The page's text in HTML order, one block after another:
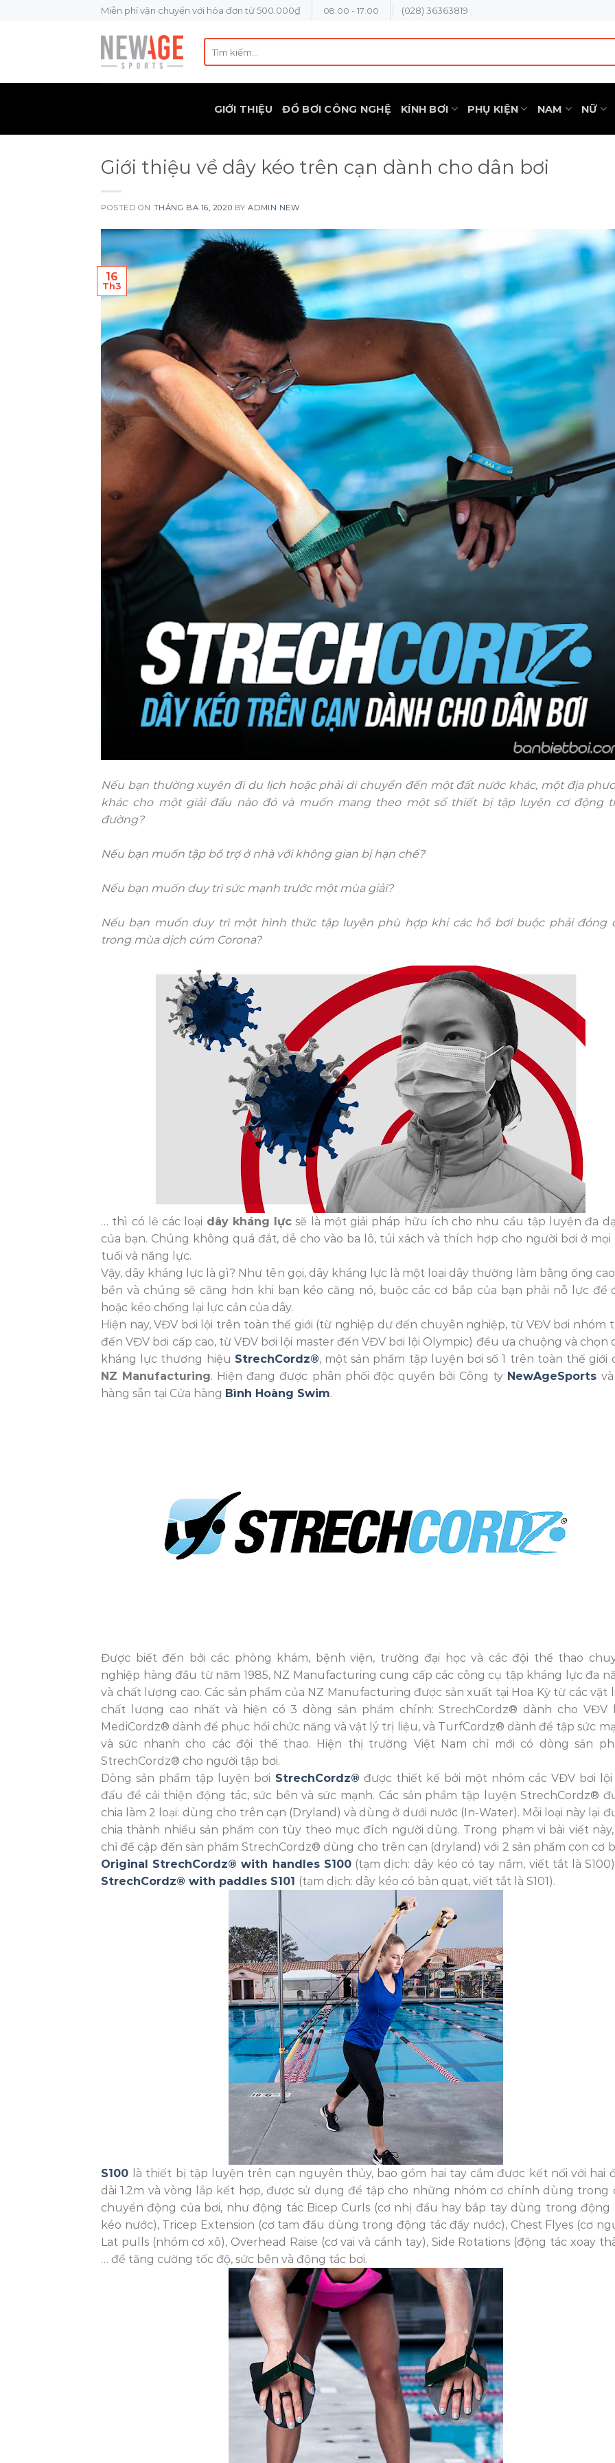
Miễn phí vận chuyển với hóa đơn từ 500.000₫ 08:00 - 17:00 (028) 36363819
Tìm
kiếm:
GIỚI THIỆU ĐỒ BƠI CÔNG NGHỆ KÍNH BƠI PHỤ KIỆN NAM NỮ
Giới thiệu về dây kéo trên cạn dành cho dân bơi
POSTED ON THÁNG BA 16, 2020 BYADMIN NEW
16
Th3
Nếu bạn thường xuyên đi du lịch hoặc phải di chuyển đến một đất nước khác, một địa
khác cho một giải đấu nào đó và muốn mang theo một số thiết bị tập luyện cơ động
đường?
Nếu bạn muốn tập bổ trợ ở nhà với không gian bị hạn chế?
Nếu bạn muốn duy trì sức mạnh trước một mùa giải?
Nếu bạn muốn duy trì một hình thức tập luyện phù hợp khi các hồ bơi buộc phải đóng
trong mùa dịch cúm Corona?
… thì có lẽ các loại dây kháng lực sẽ là một giải pháp hữu ích cho nhu cầu tập luyện đa
của bạn. Chúng không quá đắt, dễ cho vào ba lô, túi xách và thích hợp cho người bơi ở mọi
tuổi và năng lực.
Vậy, dây kháng lực là gì? Như tên gọi, dây kháng lực là một loại dây thường làm bằng ống
bền và chúng sẽ căng hơn khi bạn kéo căng nó, buộc các cơ bắp của bạn phải nỗ lực để
hoặc kéo chống lại lực cản của dây.
Hiện nay, VĐV bơi lội trên toàn thế giới (từ nghiệp dư đến chuyên nghiệp, từ VĐV bơi nhóm
đến VĐV bơi cấp cao, từ VĐV bơi lội master đến VĐV bơi lội Olympic) đều ưa chuộng và chọn
kháng lực thương hiệu StrechCordz®, một sản phẩm tập luyện bơi số 1 trên toàn thế giới
NZ Manufacturing. Hiện đang được phân phối độc quyền bởi Công ty NewAgeSports
hàng sẵn tại Cửa hàng Bình Hoàng Swim.
Được biết đến bởi các phòng khám, bệnh viện, trường đại học và các đội thể thao
nghiệp hàng đầu từ năm 1985, NZ Manufacturing cung cấp các công cụ tập kháng lực đa
và chất lượng cao. Các sản phẩm của NZ Manufacturing được sản xuất tại Hoa Kỳ từ các vật
chất lượng cao nhất và hiện có 3 dòng sản phẩm chính: StrechCordz® dành cho VĐV
MediCordz® dành để phục hồi chức năng và vật lý trị liệu, và TurfCordz® dành để tập sức
và sức nhanh cho các đội thể thao. Hiện thị trường Việt Nam chỉ mới có dòng sản
StrechCordz® cho người tập bơi.
Dòng sản phẩm tập luyện bơi StrechCordz® được thiết kế bởi một nhóm các VĐV bơi
đấu để cải thiện động tác, sức bền và sức mạnh. Các sản phẩm tập luyện StrechCordz®
chia làm 2 loại: dùng cho trên cạn (Dryland) và dùng ở dưới nước (In-Water). Mỗi loại này lại
chia thành nhiều sản phẩm con tùy theo mục đích người dùng. Trong phạm vi bài viết
chỉ đề cập đến sản phẩm StrechCordz® dùng cho trên cạn (dryland) với 2 sản phẩm con cơ
Original StrechCordz® with handles S100(tạm dịch: dây kéo có tay nắm, viết tắt là
StrechCordz® with paddles S101 (tạm dịch: dây kéo có bàn quạt, viết tắt là S101).
S100
là thiết bị tập luyện trên cạn nguyên thủy, bao gồm hai tay cầm được kết nối với hai
dài 1.2m và vòng lắp kết hợp, được sử dụng để tập cho những nhóm cơ chính dùng trong
chuyển động của bơi, như động tác Bicep Curls (cơ nhị đầu hay bắp tay dùng trong động
kéo nước), Tricep Extension (cơ tam đầu dùng trong động tác đẩy nước), Chest Flyes (cơ
Lat pulls (nhóm cơ xô), Overhead Raise (cơ vai và cánh tay), Side Rotations (động tác xoay
… để tăng cường tốc độ, sức bền và động tác bơi.